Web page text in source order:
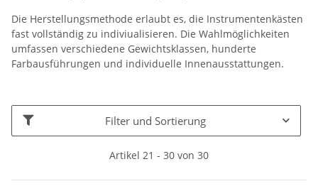
Die Herstellungsmethode erlaubt es, die Instrumentenkästen
fast vollständig zu indiviualisieren. Die Wahlmöglichkeiten
umfassen verschiedene Gewichtsklassen, hunderte
Farbausführungen und individuelle Innenausstattungen.
Filter und Sortierung
Artikel 21 - 30 von 30